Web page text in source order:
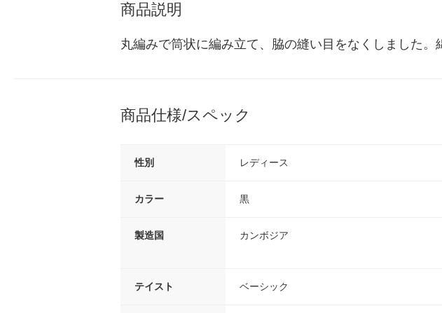
商品説明
丸編みで筒状に編み立て、脇の縫い目をなくしました
商品仕様/スペック
性別 レディース
カラー 黒
製造国 カンボジア
テイスト ベーシック